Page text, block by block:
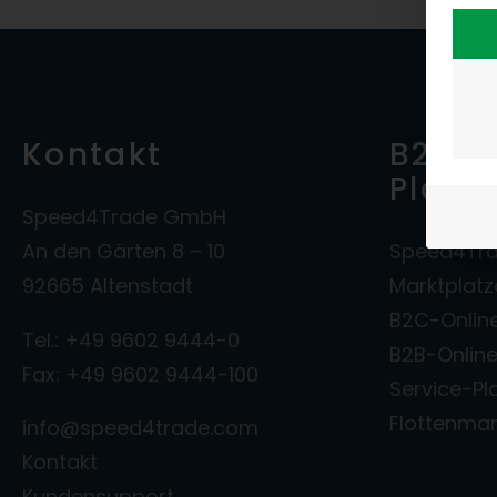
Kontakt
Speed4Trade GmbH
An den Gärten 8 – 10
92665 Altenstadt
Tel.: +49 9602 9444-0
Fax: +49 9602 9444-100
info@speed4trade.com
Kontakt
B2B-
B2C-
B2B-
Service-